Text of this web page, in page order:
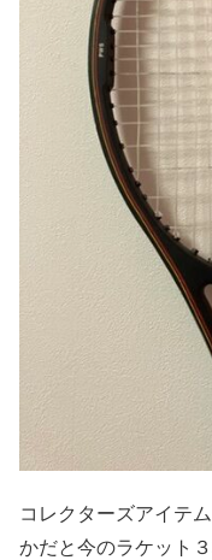
コレクターズアイテ
かだと今のラケット